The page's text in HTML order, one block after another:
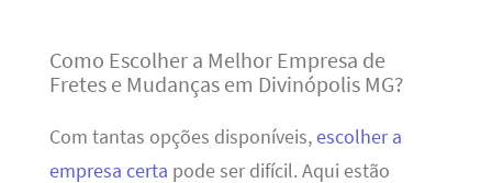
Como Escolher a Melhor Empresa de
Fretes e Mudanças em Divinópolis MG?
Com tantas opções disponíveis,escolher a
empresa certa pode ser difícil. Aqui estão